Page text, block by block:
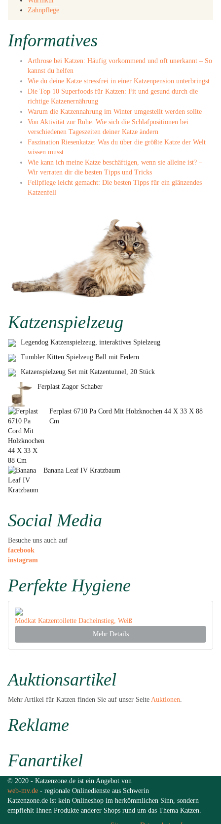
Zahnpflege
Informatives
Arthrose bei Katzen: Häufig vorkommend und oft unerkannt – So
kannst du helfen
Wie du deine Katze stressfrei in einer Katzenpension unterbringst
Die Top 10 Superfoods für Katzen: Fit und gesund durch die
richtige Katzenernährung
Warum die Katzennahrung im Winter umgestellt werden sollte
Von Aktivität zur Ruhe: Wie sich die Schlafpositionen bei
verschiedenen Tageszeiten deiner Katze ändern
Faszination Riesenkatze: Was du über die größte Katze der Welt
wissen musst
Wie kann ich meine Katze beschäftigen, wenn sie alleine ist? –
Wir verraten dir die besten Tipps und Tricks
Fellpflege leicht gemacht: Die besten Tipps für ein glänzendes
Katzenfell
Katzenspielzeug
Legendog Katzenspielzeug, interaktives Spielzeug
Tumbler Kitten Spielzeug Ball mit Federn
Katzenspielzeug Set mit Katzentunnel, 20 Stück
Ferplast Zagor Schaber
Ferplast 6710 Pa Cord Mit Holzknochen 44 X 33 X 88
Cm
Banana Leaf IV Kratzbaum
Social Media
Besuche uns auch auf
facebook
instagram
Perfekte Hygiene
Modkat Katzentoilette Dacheinstieg, Weiß
Mehr Details
Auktionsartikel
Mehr Artikel für Katzen finden Sie auf unser Seite Auktionen.
Reklame
Fanartikel
© 2020 - Katzenzone.de ist ein Angebot von
web-mv.de - regionale Onlinedienste aus Schwerin
Katzenzone.de ist kein Onlineshop im herkömmlichen Sinn, sondern
empfiehlt Ihnen Produkte anderer Shops rund um das Thema Katzen.